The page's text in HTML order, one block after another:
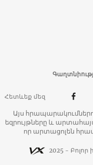
Հետևեք մեզ
Այս
եզրույթները և
որ արտացոլեն
2025 -